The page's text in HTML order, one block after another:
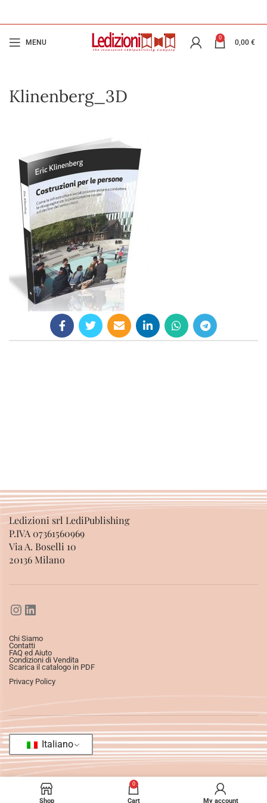
MENU
0
0,00 €
Klinenberg_3D
Ledizioni srl LediPublishing
P.IVA 07361560969
Via A. Boselli 10
20136 Milano
Chi Siamo
Contatti
FAQ ed Aiuto
Condizioni di Vendita
Scarica il catalogo in PDF
Privacy Policy
Italiano
Shop
0
Cart My account